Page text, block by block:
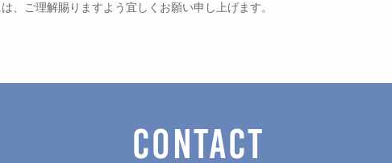
、ご理解賜りますよう宜しくお願い申し上げます。
CONTACT